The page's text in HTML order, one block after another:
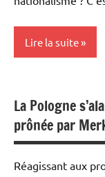
Lire la suite
Economie
La Pologne
prônée par
Réagissant aux